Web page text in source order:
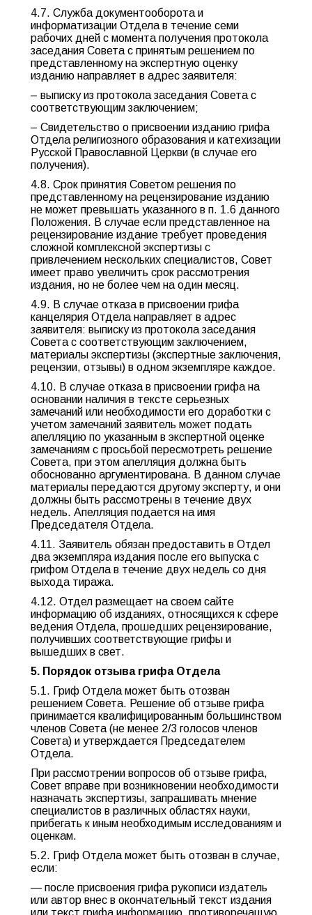
4.7. Служба документооборота и
информатизации Отдела в течение семи
рабочих дней с момента получения протокола
заседания Совета с принятым решением по
представленному на экспертную оценку
изданию направляет в адрес заявителя:
– выписку из протокола заседания Совета с
соответствующим заключением;
– Свидетельство о присвоении изданию грифа
Отдела религиозного образования и катехизации
Русской Православной Церкви (в случае его
получения).
4.8. Срок принятия Советом решения по
представленному на рецензирование изданию
не может превышать указанного в п. 1.6 данного
Положения. В случае если представленное на
рецензирование издание требует проведения
сложной комплексной экспертизы с
привлечением нескольких специалистов, Совет
имеет право увеличить срок рассмотрения
издания, но не более чем на один месяц.
4.9. В случае отказа в присвоении грифа
канцелярия Отдела направляет в адрес
заявителя: выписку из протокола заседания
Совета с соответствующим заключением,
материалы экспертизы (экспертные заключения,
рецензии, отзывы) в одном экземпляре каждое.
4.10. В случае отказа в присвоении грифа на
основании наличия в тексте серьезных
замечаний или необходимости его доработки с
учетом замечаний заявитель может подать
апелляцию по указанным в экспертной оценке
замечаниям с просьбой пересмотреть решение
Совета, при этом апелляция должна быть
обоснованно аргументирована. В данном случае
материалы передаются другому эксперту, и они
должны быть рассмотрены в течение двух
недель. Апелляция подается на имя
Председателя Отдела.
4.11. Заявитель обязан предоставить в Отдел
два экземпляра издания после его выпуска с
грифом Отдела в течение двух недель со дня
выхода тиража.
4.12. Отдел размещает на своем сайте
информацию об изданиях, относящихся к сфере
ведения Отдела, прошедших рецензирование,
получивших соответствующие грифы и
вышедших в свет.
5. Порядок отзыва грифа Отдела
5.1. Гриф Отдела может быть отозван
решением Совета. Решение об отзыве грифа
принимается квалифицированным большинством
членов Совета (не менее 2/3 голосов членов
Совета) и утверждается Председателем
Отдела.
При рассмотрении вопросов об отзыве грифа,
Совет вправе при возникновении необходимости
назначать экспертизы, запрашивать мнение
специалистов в различных областях науки,
прибегать к иным необходимым исследованиям и
оценкам.
5.2. Гриф Отдела может быть отозван в случае,
если:
— после присвоения грифа рукописи издатель
или автор внес в окончательный текст издания
или текст грифа информацию, противоречащую